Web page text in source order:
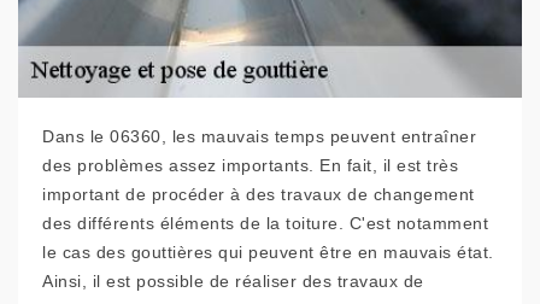
Dans le 06360, les mauvais temps peuvent entraîner
des problèmes assez importants. En fait, il est très
important de procéder à des travaux de changement
des différents éléments de la toiture. C'est notamment
le cas des gouttières qui peuvent être en mauvais état.
Ainsi, il est possible de réaliser des travaux de